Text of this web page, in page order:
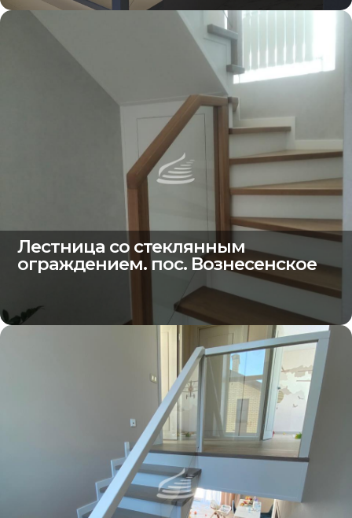
Лестница со стеклянным
ограждением. пос. Вознесенское